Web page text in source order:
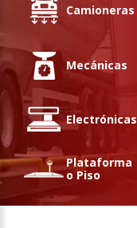
Camioneras
Mecánicas
Electrónicas
Plataforma
o Piso